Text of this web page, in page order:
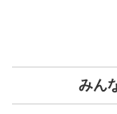
みん